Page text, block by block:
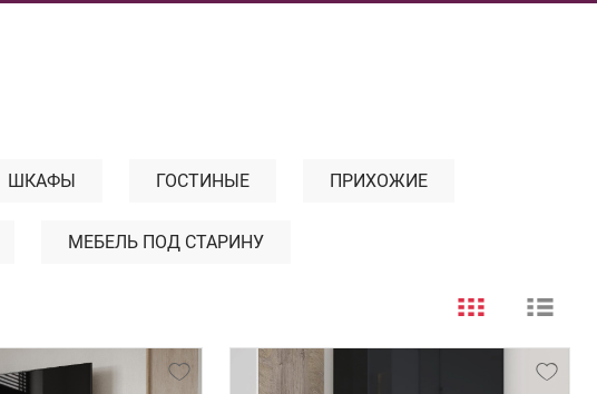
ШКАФЫ ГОСТИНЫЕ ПРИХОЖИЕ
МЕБЕЛЬ ПОД СТАРИНУ